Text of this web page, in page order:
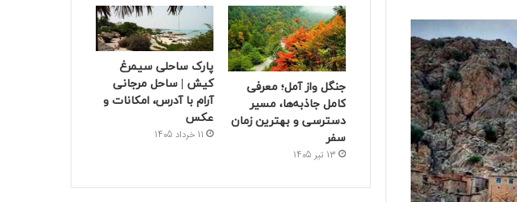
جنگل واز آمل؛ معرفی
کامل جاذبه‌ها، مسیر
دسترسی و بهترین زمان
سفر
13 تیر 1405
پارک ساحلی سیمرغ
کیش | ساحل مرجانی
آرام با آدرس، امکانات و
عکس
11 خرداد 1405